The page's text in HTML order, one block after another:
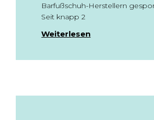
Barfußschuh-Herstellern
Seit knapp 2
Weiterlesen